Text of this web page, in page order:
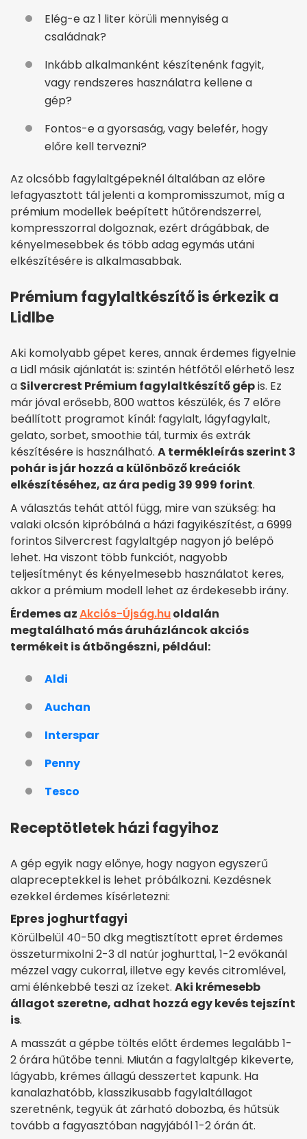
Elég-e az 1 liter körüli mennyiség a
családnak?
Inkább alkalmanként készítenénk fagyit,
vagy rendszeres használatra kellene a
gép?
Fontos-e a gyorsaság, vagy belefér, hogy
előre kell tervezni?
Az olcsóbb fagylaltgépeknél általában az előre
lefagyasztott tál jelenti a kompromisszumot, míg a
prémium modellek beépített hűtőrendszerrel,
kompresszorral dolgoznak, ezért drágábbak, de
kényelmesebbek és több adag egymás utáni
elkészítésére is alkalmasabbak.
Prémium fagylaltkészítő is érkezik a
Lidlbe
Aki komolyabb gépet keres, annak érdemes figyelnie
a Lidl másik ajánlatát is: szintén hétfőtől elérhető lesz
a Silvercrest Prémium fagylaltkészítő gépis. Ez
már jóval erősebb, 800 wattos készülék, és 7 előre
beállított programot kínál: fagylalt, lágyfagylalt,
gelato, sorbet, smoothie tál, turmix és extrák
készítésére is használható. A termékleírás szerint 3
pohár is jár hozzá a különböző kreációk
elkészítéséhez, az ára pedig 39 999 forint.
A választás tehát attól függ, mire van szükség: ha
valaki olcsón kipróbálná a házi fagyikészítést, a 6999
forintos Silvercrest fagylaltgép nagyon jó belépő
lehet. Ha viszont több funkciót, nagyobb
teljesítményt és kényelmesebb használatot keres,
akkor a prémium modell lehet az érdekesebb irány.
Érdemes azAkciós-Újság.huoldalán
megtalálható más áruházláncok akciós
termékeit is átböngészni, például:
Aldi
Auchan
Interspar
Penny
Tesco
Receptötletek házi fagyihoz
A gép egyik nagy előnye, hogy nagyon egyszerű
alapreceptekkel is lehet próbálkozni. Kezdésnek
ezekkel érdemes kísérletezni:
Epres joghurtfagyi
Körülbelül 40-50 dkg megtisztított epret érdemes
összeturmixolni 2-3 dl natúr joghurttal, 1-2 evőkanál
mézzel vagy cukorral, illetve egy kevés citromlével,
ami élénkebbé teszi az ízeket. Aki krémesebb
állagot szeretne, adhat hozzá egy kevés tejszínt
is.
A masszát a gépbe töltés előtt érdemes legalább 1-
2 órára hűtőbe tenni. Miután a fagylaltgép kikeverte,
lágyabb, krémes állagú desszertet kapunk. Ha
kanalazhatóbb, klasszikusabb fagylaltállagot
szeretnénk, tegyük át zárható dobozba, és hűtsük
tovább a fagyasztóban nagyjából 1-2 órán át.